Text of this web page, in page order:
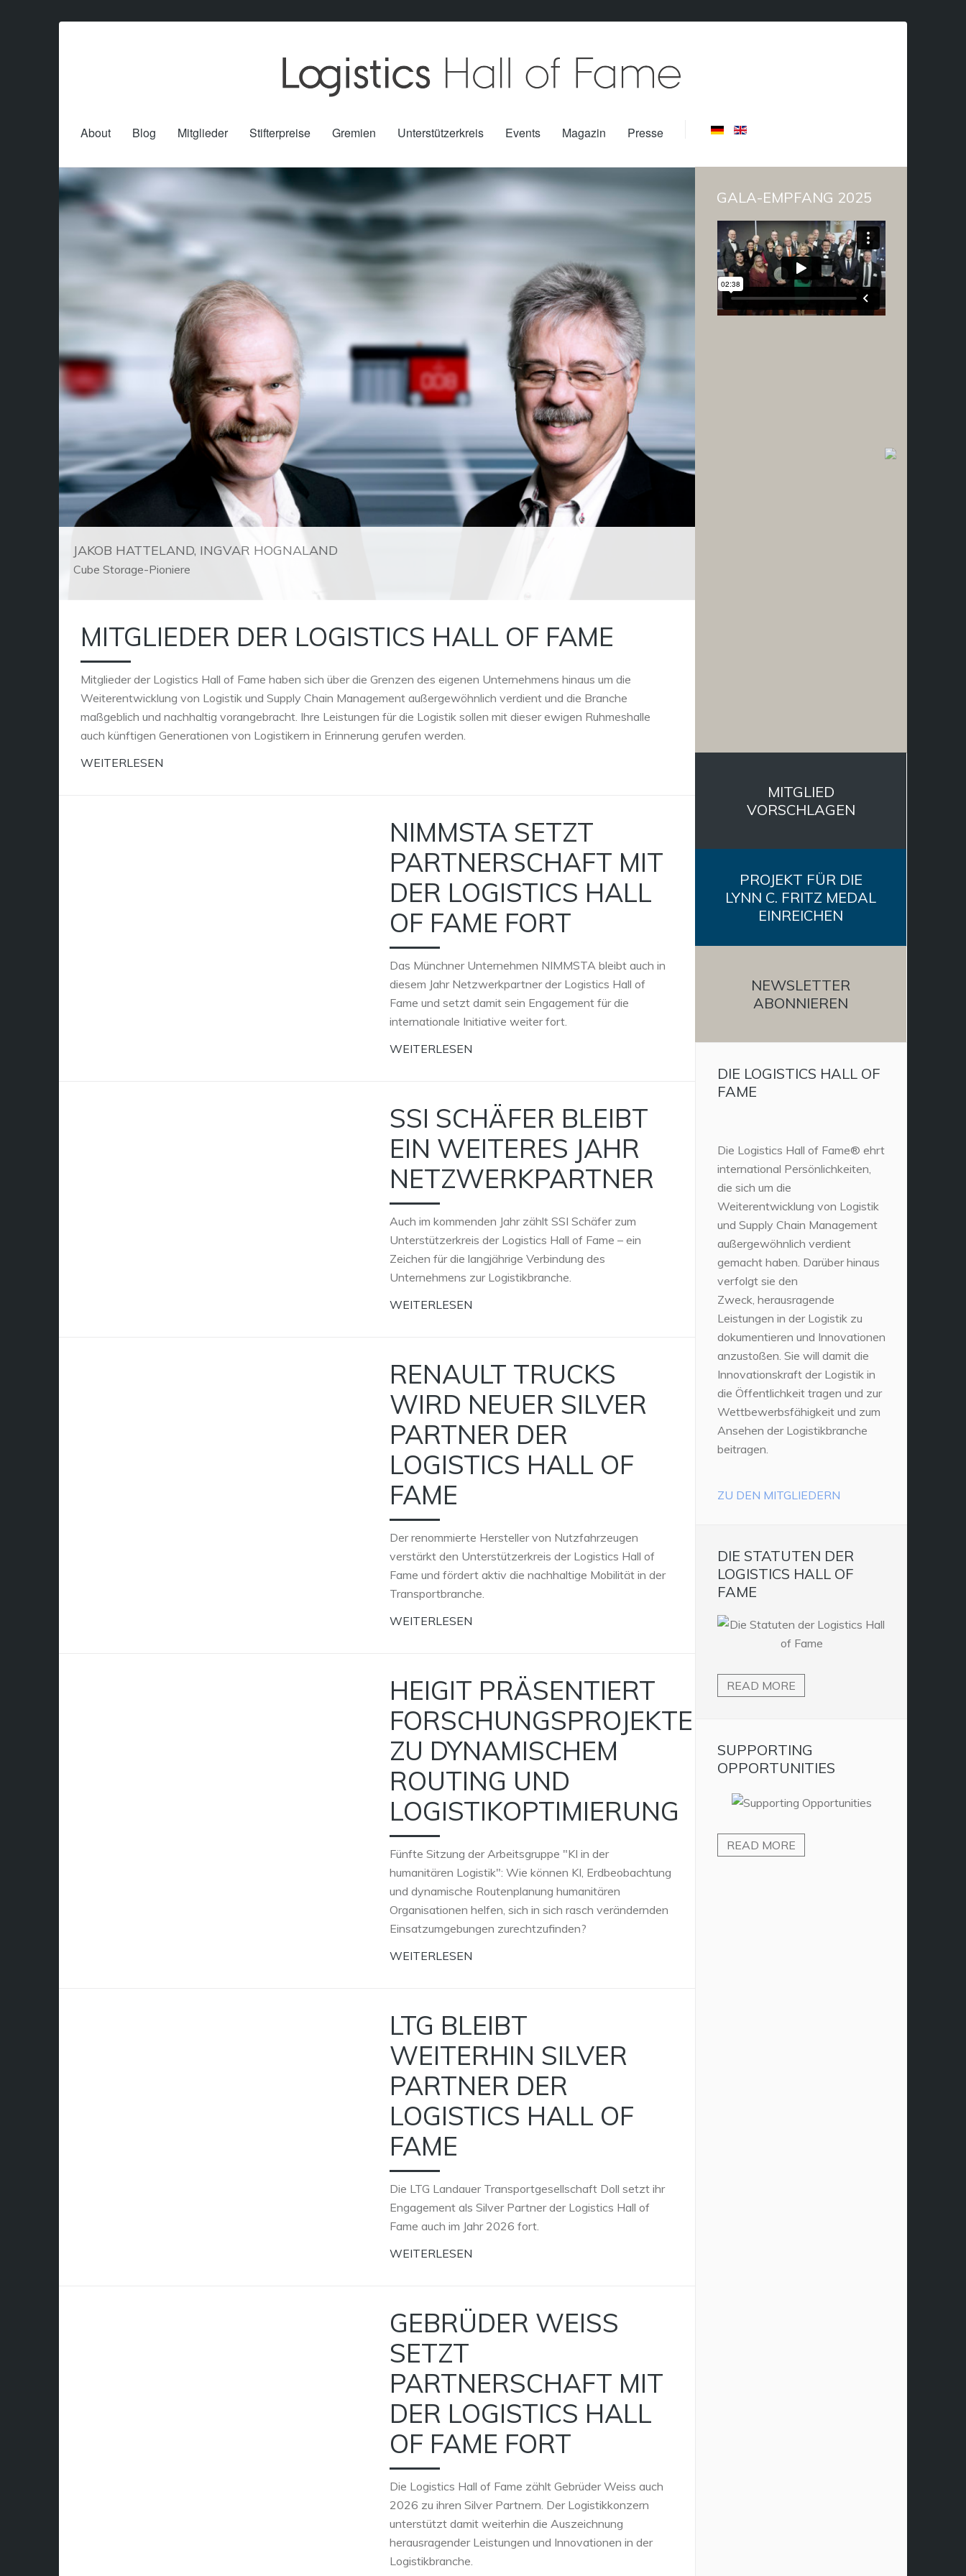
About Blog Mitglieder Stifterpreise Gremien Unterstützerkreis Events Magazin Presse
JAKOB HATTELAND, INGVAR HOGNALAND
Cube Storage-Pioniere
MITGLIEDER DER LOGISTICS HALL OF FAME
Mitglieder der Logistics Hall of Fame haben sich über die Grenzen des eigenen Unternehmens hinaus um die
Weiterentwicklung von Logistik und Supply Chain Management außergewöhnlich verdient und die Branche
maßgeblich und nachhaltig vorangebracht. Ihre Leistungen für die Logistik sollen mit dieser ewigen Ruhmeshalle
auch künftigen Generationen von Logistikern in Erinnerung gerufen werden.
WEITERLESEN
NIMMSTA SETZT
PARTNERSCHAFT MIT
DER LOGISTICS HALL
OF FAME FORT
Das Münchner Unternehmen NIMMSTA bleibt auch in
diesem Jahr Netzwerkpartner der Logistics Hall of
Fame und setzt damit sein Engagement für die
internationale Initiative weiter fort.
WEITERLESEN
SSI SCHÄFER BLEIBT
EIN WEITERES JAHR
NETZWERKPARTNER
Auch im kommenden Jahr zählt SSI Schäfer zum
Unterstützerkreis der Logistics Hall of Fame – ein
Zeichen für die langjährige Verbindung des
Unternehmens zur Logistikbranche.
WEITERLESEN
RENAULT TRUCKS
WIRD NEUER SILVER
PARTNER DER
LOGISTICS HALL OF
FAME
Der renommierte Hersteller von Nutzfahrzeugen
verstärkt den Unterstützerkreis der Logistics Hall of
Fame und fördert aktiv die nachhaltige Mobilität in der
Transportbranche.
WEITERLESEN
HEIGIT PRÄSENTIERT
FORSCHUNGSPROJEKTE
ZU DYNAMISCHEM
ROUTING UND
LOGISTIKOPTIMIERUNG
Fünfte Sitzung der Arbeitsgruppe "KI in der
humanitären Logistik": Wie können KI, Erdbeobachtung
und dynamische Routenplanung humanitären
Organisationen helfen, sich in sich rasch verändernden
Einsatzumgebungen zurechtzufinden?
WEITERLESEN
LTG BLEIBT
WEITERHIN SILVER
PARTNER DER
LOGISTICS HALL OF
FAME
Die LTG Landauer Transportgesellschaft Doll setzt ihr
Engagement als Silver Partner der Logistics Hall of
Fame auch im Jahr 2026 fort.
WEITERLESEN
GEBRÜDER WEISS
SETZT
PARTNERSCHAFT MIT
DER LOGISTICS HALL
OF FAME FORT
Die Logistics Hall of Fame zählt Gebrüder Weiss auch
2026 zu ihren Silver Partnern. Der Logistikkonzern
unterstützt damit weiterhin die Auszeichnung
herausragender Leistungen und Innovationen in der
Logistikbranche.
GALA-EMPFANG 2025
MITGLIED
VORSCHLAGEN
PROJEKT FÜR DIE
LYNN C. FRITZ MEDAL
EINREICHEN
NEWSLETTER
ABONNIEREN
DIE LOGISTICS HALL OF
FAME
Die Logistics Hall of Fame® ehrt
international Persönlichkeiten,
die sich um die
Weiterentwicklung von Logistik
und Supply Chain Management
außergewöhnlich verdient
gemacht haben. Darüber hinaus
verfolgt sie den
Zweck, herausragende
Leistungen in der Logistik zu
dokumentieren und Innovationen
anzustoßen. Sie will damit die
Innovationskraft der Logistik in
die Öffentlichkeit tragen und zur
Wettbewerbsfähigkeit und zum
Ansehen der Logistikbranche
beitragen.
ZU DEN MITGLIEDERN
DIE STATUTEN DER
LOGISTICS HALL OF
FAME
READ MORE
SUPPORTING
OPPORTUNITIES
READ MORE